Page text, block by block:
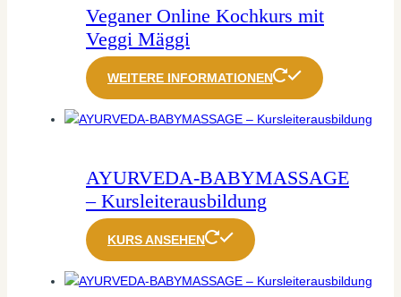
Veganer Online Kochkurs mit
Veggi Mäggi
WEITERE INFORMATIONEN
AYURVEDA-BABYMASSAGE
– Kursleiterausbildung
KURS ANSEHEN